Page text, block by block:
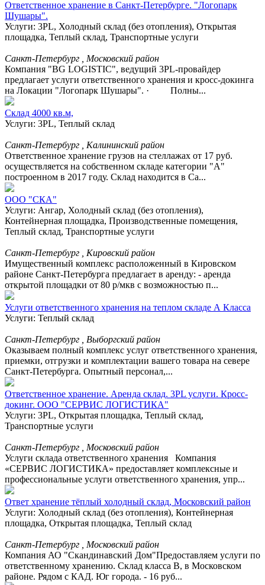
Ответственное хранение в Санкт-Петербурге. "Логопарк
Шушары".
Услуги: 3PL, Холодный склад (без отопления), Открытая
площадка, Теплый склад, Транспортные услуги
Санкт-Петербург , Московский район
Компания "BG LOGISTIC", ведущий 3PL-провайдер
предлагает услуги ответственного хранения и кросс-докинга
на Локации "Логопарк Шушары". · Полны...
Склад 4000 кв.м,
Услуги: 3PL, Теплый склад
Санкт-Петербург , Калининский район
Ответственное хранение грузов на стеллажах от 17 руб.
осуществляется на собственном складе категории "А"
построенном в 2017 году. Склад находится в Са...
ООО "СКА"
Услуги: Ангар, Холодный склад (без отопления),
Контейнерная площадка, Производственные помещения,
Теплый склад, Транспортные услуги
Санкт-Петербург , Кировский район
Имущественный комплекс расположенный в Кировском
районе Санкт-Петербурга предлагает в аренду: - аренда
открытой площадки от 80 р/мкв с возможностью п...
Услуги ответственного хранения на теплом складе А Класса
Услуги: Теплый склад
Санкт-Петербург , Выборгский район
Оказываем полный комплекс услуг ответственного хранения,
приемки, отгрузки и комплектации вашего товара на севере
Санкт-Петербурга. Опытный персонал,...
Ответственное хранение. Аренда склад. 3PL услуги. Кросс-
докинг. ООО "СЕРВИС ЛОГИСТИКА"
Услуги: 3PL, Открытая площадка, Теплый склад,
Транспортные услуги
Санкт-Петербург , Московский район
Услуги склада ответственного хранения Компания
«СЕРВИС ЛОГИСТИКА» предоставляет комплексные и
профессиональные услуги ответственного хранения, упр...
Ответ хранение тёплый холодный склад, Московский район
Услуги: Холодный склад (без отопления), Контейнерная
площадка, Открытая площадка, Теплый склад
Санкт-Петербург , Московский район
Компания АО "Скандинавский Дом"Предоставляем услуги по
ответственному хранению. Склад класса В, в Московском
районе. Рядом с КАД. Юг города. - 16 руб...